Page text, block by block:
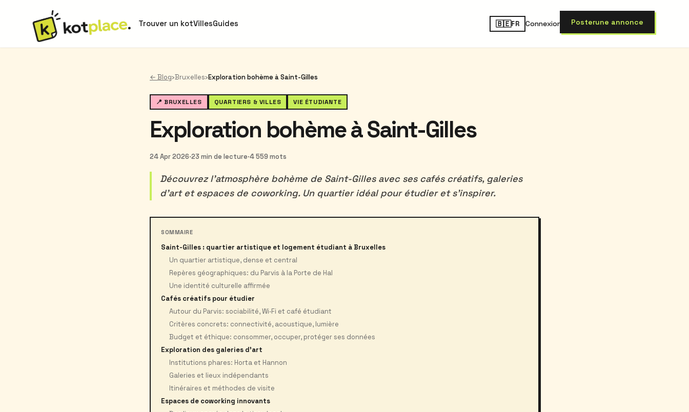
Trouver un kotVillesGuides 🇧🇪FR Connexion Posterune annonce
← Blog›Bruxelles›Exploration bohème à Saint-Gilles
📍 BRUXELLES QUARTIERS & VILLES VIE ÉTUDIANTE
Exploration bohème à Saint-Gilles
24 Apr 2026·23 min de lecture·4 559 mots
Découvrez l'atmosphère bohème de Saint-Gilles avec ses cafés créatifs, galeries
d'art et espaces de coworking. Un quartier idéal pour étudier et s'inspirer.
SOMMAIRE
Saint-Gilles : quartier artistique et logement étudiant à Bruxelles
Un quartier artistique, dense et central
Repères géographiques: du Parvis à la Porte de Hal
Une identité culturelle affirmée
Cafés créatifs pour étudier
Autour du Parvis: sociabilité, Wi‑Fi et café étudiant
Critères concrets: connectivité, acoustique, lumière
Budget et éthique: consommer, occuper, protéger ses données
Exploration des galeries d'art
Institutions phares: Horta et Hannon
Galeries et lieux indépendants
Itinéraires et méthodes de visite
Espaces de coworking innovants